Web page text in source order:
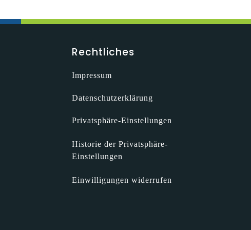
Rechtliches
Impressum
Datenschutzerklärung
Privatsphäre-Einstellungen
Historie der Privatsphäre-
Einstellungen
Einwilligungen widerrufen